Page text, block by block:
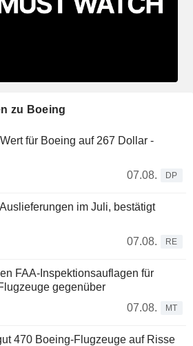
zu Boeing
für Boeing auf 267 Dollar -
07.08.
DP
im Juli, bestätigt
07.08.
RE
FAA-Inspektionsauflagen für
gegenüber
07.08.
MT
470 Boeing-Flugzeuge auf Risse